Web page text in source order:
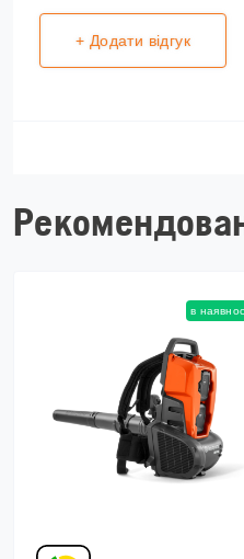
+ Додати відгук
в